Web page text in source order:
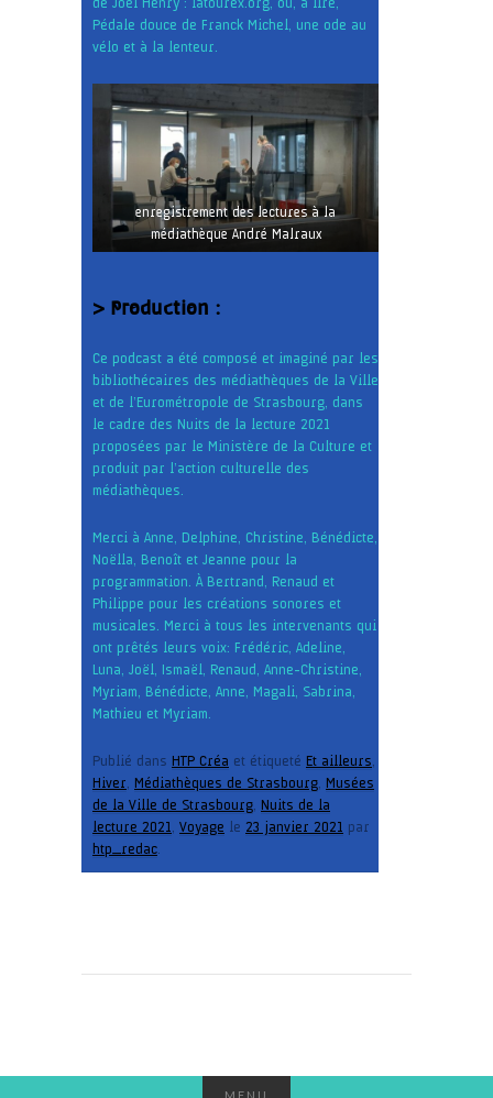
de Joel Henry : latourex.org, ou, à lire,
Pédale douce de Franck Michel, une ode au
vélo et à la lenteur.
enregistrement des lectures à la
médiathèque André Malraux
> Production :
Ce podcast a été composé et imaginé par les
bibliothécaires des médiathèques de la Ville
et de l’Eurométropole de Strasbourg, dans
le cadre des Nuits de la lecture 2021
proposées par le Ministère de la Culture et
produit par l’action culturelle des
médiathèques.
Merci à Anne, Delphine, Christine, Bénédicte,
Noëlla, Benoît et Jeanne pour la
programmation. À Bertrand, Renaud et
Philippe pour les créations sonores et
musicales. Merci à tous les intervenants qui
ont prêtés leurs voix : Frédéric, Adeline,
Luna, Joël, Ismaël, Renaud, Anne-Christine,
Myriam, Bénédicte, Anne, Magali, Sabrina,
Mathieu et Myriam.
Publié dans HTP Créa et étiqueté Et ailleurs,
Hiver, Médiathèques de Strasbourg, Musées
de la Ville de Strasbourg, Nuits de la
lecture 2021, Voyage le 23 janvier 2021 par
htp_redac.